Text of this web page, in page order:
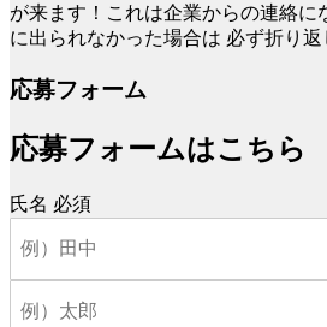
が来ます！これは企業からの連絡に
に出られなかった場合は 必ず折り
応募フォーム
応募フォームはこちら
氏名 必須